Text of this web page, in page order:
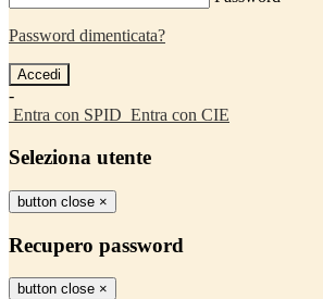
Password dimenticata?
-
Entra con SPID Entra con CIE
Seleziona utente
button close ×
Recupero password
button close ×